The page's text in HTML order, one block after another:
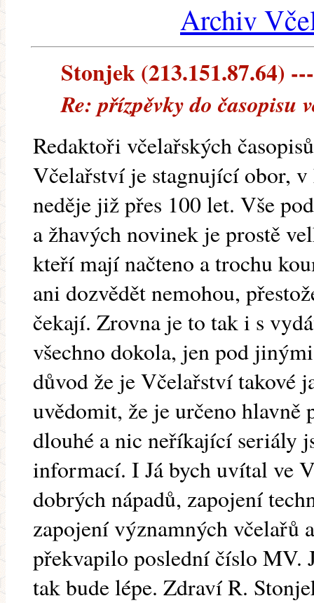
Archiv
Stonjek (213.151.87.64)
Re: přízpěvky do časopisu
Redaktoři včelařských
Včelařství je stagnující obor, v
neděje již přes 100 let. Vše
a žhavých novinek je prostě
kteří mají načteno a trochu
ani dozvědět nemohou,
čekají. Zrovna je to tak i s
všechno dokola, jen pod
důvod že je Včelařství takové
uvědomit, že je určeno hlavně
dlouhé a nic neříkající seriály
informací. I Já bych uvítal ve
dobrých nápadů, zapojení
zapojení významných včelařů
překvapilo poslední číslo MV.
tak bude lépe. Zdraví R.